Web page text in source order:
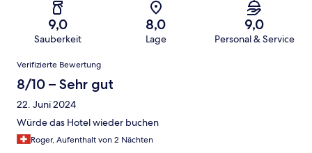
9,0
Sauberkeit
8,0
Lage
9,0
Personal & Service
Bewertungen
Verifizierte Bewertung
8/10 – Sehr gut
22. Juni 2024
Würde das Hotel wieder buchen
Roger, Aufenthalt von 2 Nächten